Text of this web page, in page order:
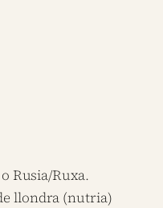
Rusia/Ruxa.
llondra (nutria)